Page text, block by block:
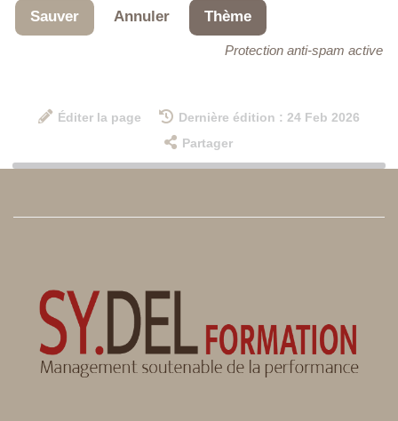
Sauver Annuler Thème
Protection anti-spam active
Éditer la page
Dernière édition : 24 Feb 2026
Partager